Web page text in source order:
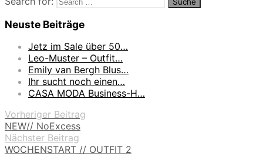
Neuste Beiträge
Jetz im Sale über 50…
Leo-Muster – Outfit…
Emily van Bergh Blus…
Ihr sucht noch einen…
CASA MODA Business-H…
Vorheriger Beitrag
NEW// NoExcess
Nächster Beitrag
WOCHENSTART // OUTFIT 2